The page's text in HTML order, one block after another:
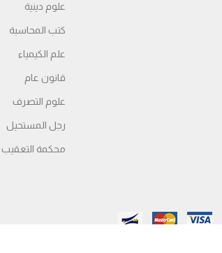
علوم دينية
كتب المحاسبة
علم الكيمياء
قانون عام
علوم التصرف
رجل المستحيل
محكمة التعقیب